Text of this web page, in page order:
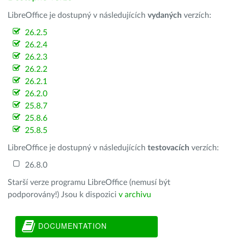
LibreOffice je dostupný v následujících vydaných verzích:
26.2.5
26.2.4
26.2.3
26.2.2
26.2.1
26.2.0
25.8.7
25.8.6
25.8.5
LibreOffice je dostupný v následujících testovacích verzích:
26.8.0
Starší verze programu LibreOffice (nemusí být
podporovány!) Jsou k dispozici v archivu
DOCUMENTATION